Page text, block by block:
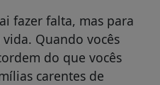
fazer falta, mas para
Quando vocês
do que vocês
carentes de